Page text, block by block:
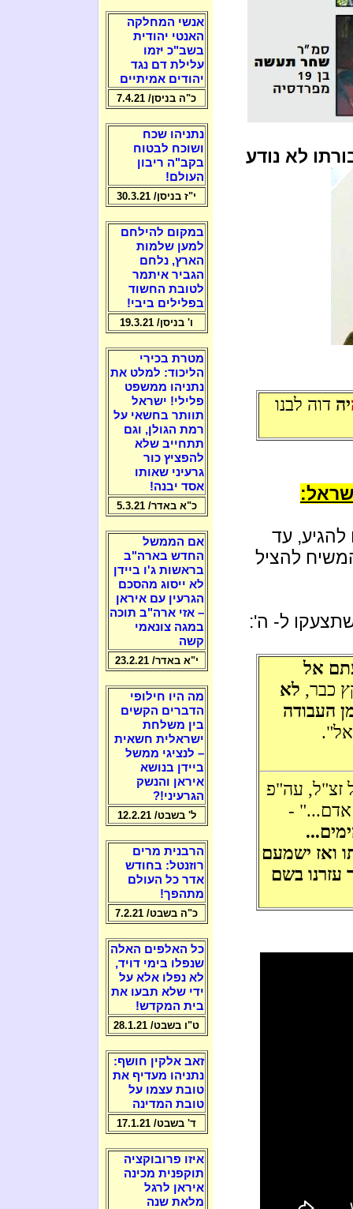
לא נודע
יה דוה לבנו
להגיע, עד
להציל
ל- ה':
אל
כבר, לא
העבודה
זצ"ל, עה"פ
אדם..." -
ואז ישמעם
עזרנו בשם
אנשי המחלקה
האנטי יהודית
בשב"כ יזמו
עלילת דם נגד
יהודים אמיתיים
כ"ה בניסן/ 7.4.21
נתניהו שכח
ושוכח לבטוח
בקב"ה ריבון
העולם!
י"ז בניסן/ 30.3.21
במקום להילחם
למען שלמות
הארץ, נלחם
הגביר איתמר
לטובת החשוד
בפלילים ביבי!
ו' בניסן/ 19.3.21
מטרת בכירי
הליכוד: למלט את
נתניהו ממשפט
פלילי! ישראל
תוותר בחשאי על
רמת הגולן, וגם
תתחייב שלא
להפציץ כור
גרעיני שאותו
אסד יבנה!
כ"א באדר/ 5.3.21
אם הממשל
החדש בארה"ב
בראשות ג'ו ביידן
לא ייסוג מהסכם
הגרעין עם איראן
– אזי ארה"ב תוכה
במגה צונאמי
קשה
י"א באדר/ 23.2.21
מה היו חילופי
הדברים הקשים
בין משלחת
ישראלית חשאית
– לנציגי ממשל
ביידן בנושא
איראן והנשק
הגרעיני!?
ל' בשבט/ 12.2.21
הרבנית מרים
רוזנטל: בחודש
אדר כל העולם
מתהפך!
כ"ה בשבט/ 7.2.21
כל האלפים האלה
שנפלו בימי דויד,
לא נפלו אלא על
ידי שלא תבעו את
בית המקדש!
ט"ו בשבט/ 28.1.21
זאב אלקין חושף:
נתניהו מעדיף את
טובת עצמו על
טובת המדינה
ד' בשבט/ 17.1.21
איזו פרובוקציה
תוקפנית מכינה
איראן לרגל
מלאת שנה